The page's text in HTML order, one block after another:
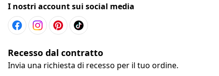
I nostri account sui social media
Recesso dal contratto
Invia una richiesta di recesso per il tuo ordine.